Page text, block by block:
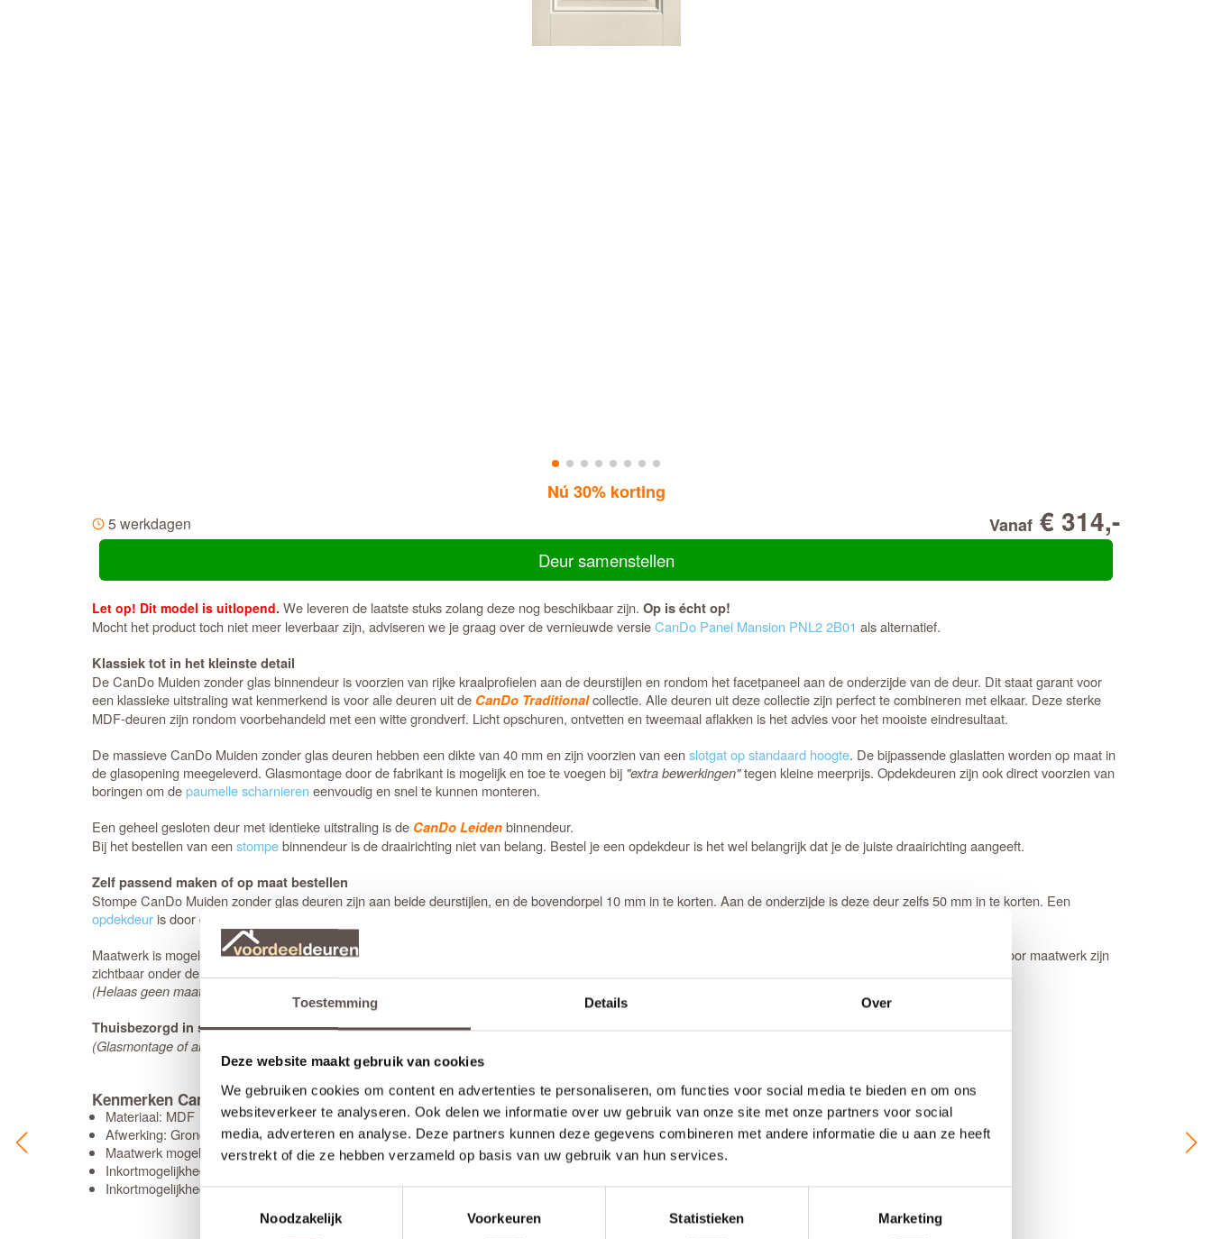
Toestemming Details Over
Deze website maakt gebruik van cookies
We gebruiken cookies om content en advertenties te personaliseren, om functies voor social media te bieden en om ons
websiteverkeer te analyseren. Ook delen we informatie over uw gebruik van onze site met onze partners voor social
media, adverteren en analyse. Deze partners kunnen deze gegevens combineren met andere informatie die u aan ze heeft
verstrekt of die ze hebben verzameld op basis van uw gebruik van hun services.
Toestemmingsselectie
Noodzakelijk
Voorkeuren Statistieken Marketing
Nú 30% korting
5 werkdagen Vanaf € 314,-
Deur samenstellen
Let op! Dit model is uitlopend. We leveren de laatste stuks zolang deze nog beschikbaar zijn. Op is écht op!
Mocht het product toch niet meer leverbaar zijn, adviseren we je graag over de vernieuwde versieCanDo Panel Mansion PNL2 2B01 als alternatief.
Klassiek tot in het kleinste detail
De CanDo Muiden zonder glas binnendeur is voorzien van rijke kraalprofielen aan de deurstijlen en rondom het facetpaneel aan de onderzijde van de deur. Dit staat garant voor
een klassieke uitstraling wat kenmerkend is voor alle deuren uit de CanDo Traditionalcollectie. Alle deuren uit deze collectie zijn perfect te combineren met elkaar. Deze sterke
MDF-deuren zijn rondom voorbehandeld met een witte grondverf. Licht opschuren, ontvetten en tweemaal aflakken is het advies voor het mooiste eindresultaat.
De massieve CanDo Muiden zonder glas deuren hebben een dikte van 40 mm en zijn voorzien van eenslotgat op standaard hoogte. De bijpassende glaslatten worden op maat in
de glasopening meegeleverd. Glasmontage door de fabrikant is mogelijk en toe te voegen bij "extra bewerkingen"tegen kleine meerprijs. Opdekdeuren zijn ook direct voorzien van
boringen om depaumelle scharnieren eenvoudig en snel te kunnen monteren.
Een geheel gesloten deur met identieke uitstraling is de CanDo Leidenbinnendeur.
Bij het bestellen van eenstompebinnendeur is de draairichting niet van belang. Bestel je een opdekdeur is het wel belangrijk dat je de juiste draairichting aangeeft.
Zelf passend maken of op maat bestellen
Stompe CanDo Muiden zonder glas deuren zijn aan beide deurstijlen, en de bovendorpel 10 mm in te korten. Aan de onderzijde is deze deur zelfs 50 mm in te korten. Een
opdekdeur is door de opdekranden alleen aan de onderzijde 50 mm in te korten. De garantie van 10 jaar blijft van kracht binnen deze aangegeven marges.
Maatwerk is mogelijk als de gewenste afmeting meer afwijkt dan de aangegeven marges of als je kiest voor het gemak van deuren op maat. De prijs en keuze voor maatwerk zijn
zichtbaar onder de beschikbare afmetingen. De levertijd voor maatwerkdeuren is 29 werkdagen.
(Helaas geen maatwerk beschikbaar in combinatie met glas in lood ramen)
Thuisbezorgd in slechts 5 werkdagen
(Glasmontage of andere bewerkingen verlengt de levertijd met 3 werkdagen)
Kenmerken CanDo Muiden zonder glas
Materiaal: MDF
Afwerking: Grondverf RAL9010
Maatwerk mogelijk: Nee
Inkortmogelijkheden opdek: Onderzijde 50 mm
Inkortmogelijkheden stomp: Onderzijde 50 mm, zijstijlen en bovendorpel 10 mm